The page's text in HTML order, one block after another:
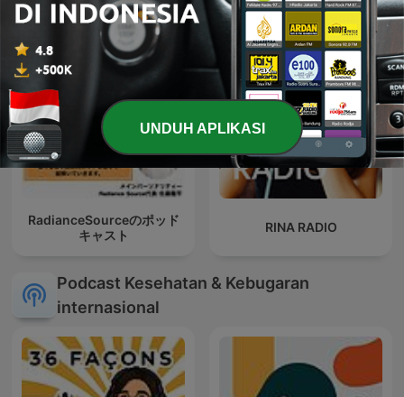
RadianceSourceのポッド
キャスト
RINA RADIO
Podcast Kesehatan & Kebugaran
internasional
UNDUH APLIKASI